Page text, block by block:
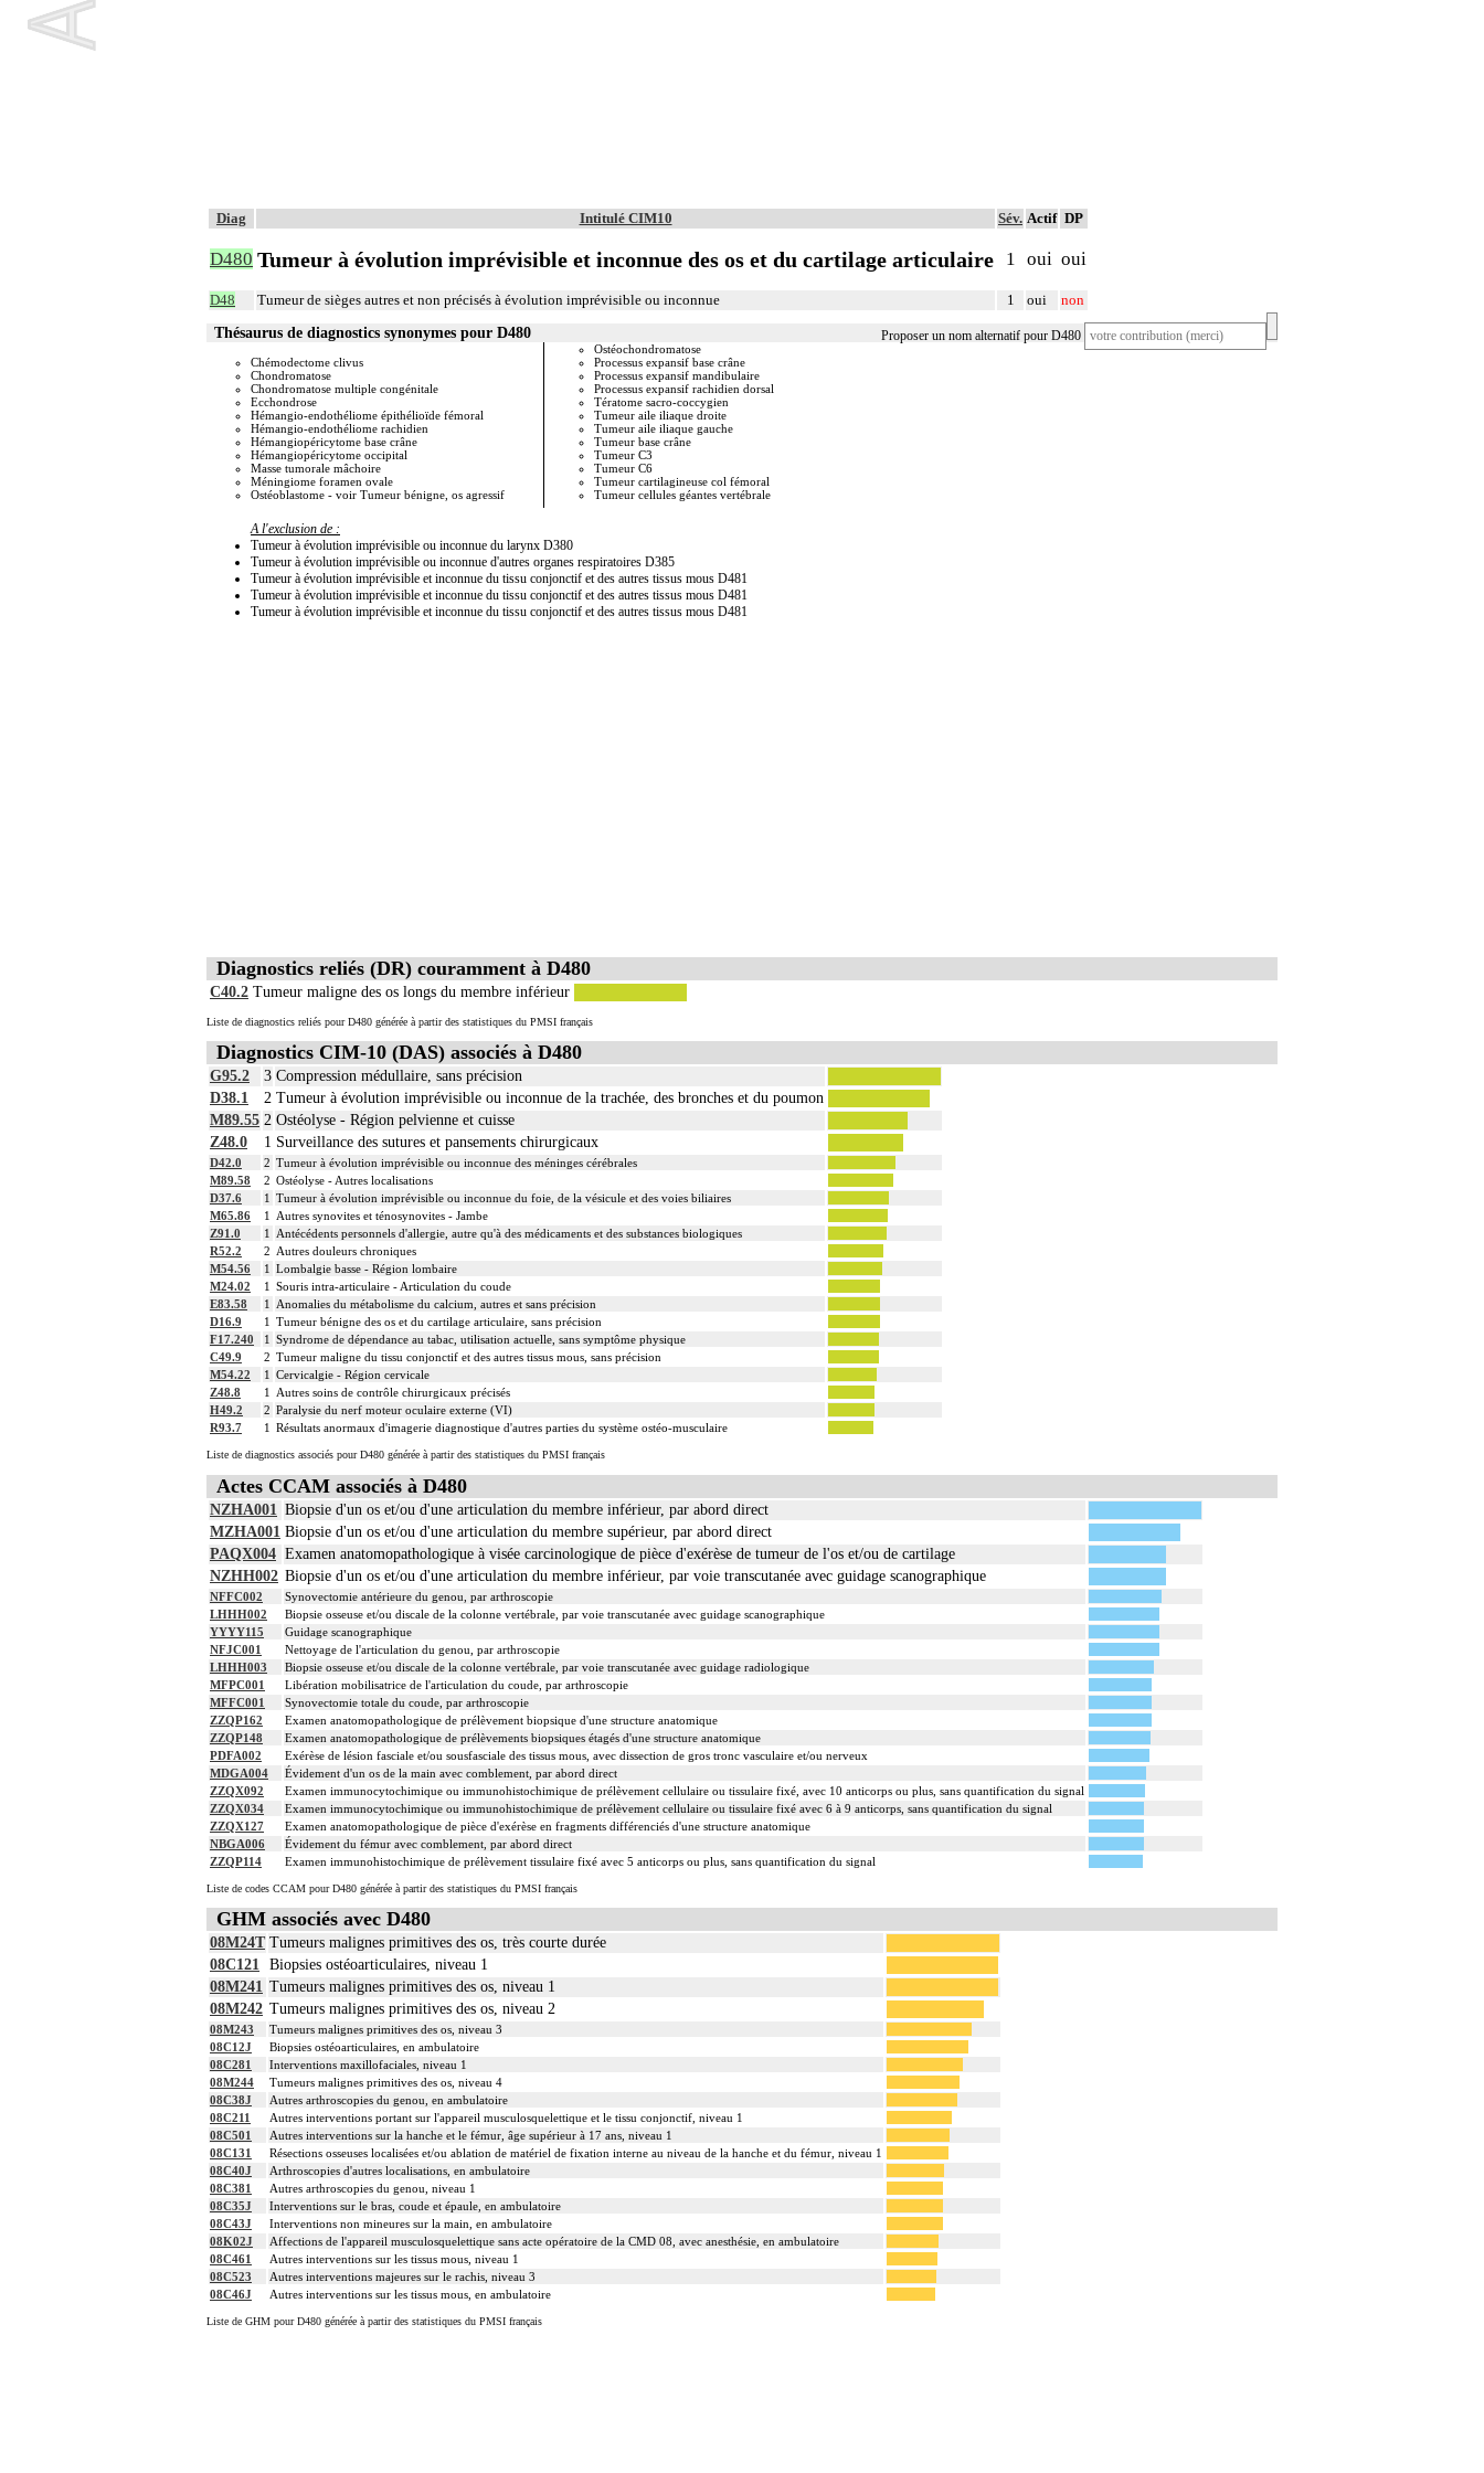
Diag Intitulé CIM10 Sév. Actif DP
D480 Tumeur à évolution imprévisible et inconnue des os et du cartilage articulaire 1 oui oui
D48 Tumeur de sièges autres et non précisés à évolution imprévisible ou inconnue 1 oui non
Proposer un nom alternatif pour D480
Thésaurus de diagnostics synonymes pour D480
Chémodectome clivus
Chondromatose
Chondromatose multiple congénitale
Ecchondrose
Hémangio-endothéliome épithélioïde fémoral
Hémangio-endothéliome rachidien
Hémangiopéricytome base crâne
Hémangiopéricytome occipital
Masse tumorale mâchoire
Méningiome foramen ovale
Ostéoblastome - voir Tumeur bénigne, os agressif
Ostéochondromatose
Processus expansif base crâne
Processus expansif mandibulaire
Processus expansif rachidien dorsal
Tératome sacro-coccygien
Tumeur aile iliaque droite
Tumeur aile iliaque gauche
Tumeur base crâne
Tumeur C3
Tumeur C6
Tumeur cartilagineuse col fémoral
Tumeur cellules géantes vertébrale
A l'exclusion de :
Tumeur à évolution imprévisible ou inconnue du larynx D380
Tumeur à évolution imprévisible ou inconnue d'autres organes respiratoires D385
Tumeur à évolution imprévisible et inconnue du tissu conjonctif et des autres tissus mous D481
Tumeur à évolution imprévisible et inconnue du tissu conjonctif et des autres tissus mous D481
Tumeur à évolution imprévisible et inconnue du tissu conjonctif et des autres tissus mous D481
Diagnostics reliés (DR) couramment à D480
C40.2 Tumeur maligne des os longs du membre inférieur
Liste de diagnostics reliés pour D480 générée à partir des statistiques du PMSI français
Diagnostics CIM-10 (DAS) associés à D480
G95.2 3 Compression médullaire, sans précision
D38.1
2 Tumeur à évolution imprévisible ou inconnue de la trachée, des bronches et du poumon
M89.55 2 Ostéolyse - Région pelvienne et cuisse
Z48.0
1 Surveillance des sutures et pansements chirurgicaux
D42.0 2 Tumeur à évolution imprévisible ou inconnue des méninges cérébrales
M89.58
2 Ostéolyse - Autres localisations
D37.6
1
Tumeur à évolution imprévisible ou inconnue du foie, de la vésicule et des voies biliaires
M65.86
1
Autres synovites et ténosynovites - Jambe
Z91.0
1
Antécédents personnels d'allergie, autre qu'à des médicaments et des substances biologiques
R52.2
2 Autres douleurs chroniques
M54.56
1
Lombalgie basse - Région lombaire
M24.02
1
Souris intra-articulaire - Articulation du coude
E83.58
1
Anomalies du métabolisme du calcium, autres et sans précision
D16.9
1
Tumeur bénigne des os et du cartilage articulaire, sans précision
F17.240
1
Syndrome de dépendance au tabac, utilisation actuelle, sans symptôme physique
C49.9
2 Tumeur maligne du tissu conjonctif et des autres tissus mous, sans précision
M54.22
1
Cervicalgie - Région cervicale
Z48.8
1
Autres soins de contrôle chirurgicaux précisés
H49.2
2 Paralysie du nerf moteur oculaire externe (VI)
R93.7
1 Résultats anormaux d'imagerie diagnostique d'autres parties du système ostéo-musculaire
Liste de diagnostics associés pour D480 générée à partir des statistiques du PMSI français
Actes CCAM associés à D480
NZHA001
Biopsie d'un os et/ou d'une articulation du membre inférieur, par abord direct
MZHA001 Biopsie d'un os et/ou d'une articulation du membre supérieur, par abord direct
PAQX004 Examen anatomopathologique à visée carcinologique de pièce d'exérèse de tumeur de l'os et/ou de cartilage
NZHH002 Biopsie d'un os et/ou d'une articulation du membre inférieur, par voie transcutanée avec guidage scanographique
NFFC002
Synovectomie antérieure du genou, par arthroscopie
LHHH002
Biopsie osseuse et/ou discale de la colonne vertébrale, par voie transcutanée avec guidage scanographique
YYYY115
Guidage scanographique
NFJC001
Nettoyage de l'articulation du genou, par arthroscopie
LHHH003
Biopsie osseuse et/ou discale de la colonne vertébrale, par voie transcutanée avec guidage radiologique
MFPC001
Libération mobilisatrice de l'articulation du coude, par arthroscopie
MFFC001
Synovectomie totale du coude, par arthroscopie
ZZQP162
Examen anatomopathologique de prélèvement biopsique d'une structure anatomique
ZZQP148
Examen anatomopathologique de prélèvements biopsiques étagés d'une structure anatomique
PDFA002
Exérèse de lésion fasciale et/ou sousfasciale des tissus mous, avec dissection de gros tronc vasculaire et/ou nerveux
MDGA004
Évidement d'un os de la main avec comblement, par abord direct
ZZQX092
Examen immunocytochimique ou immunohistochimique de prélèvement cellulaire ou tissulaire fixé, avec 10 anticorps ou plus, sans quantification du signal
ZZQX034
Examen immunocytochimique ou immunohistochimique de prélèvement cellulaire ou tissulaire fixé avec 6 à 9 anticorps, sans quantification du signal
ZZQX127
Examen anatomopathologique de pièce d'exérèse en fragments différenciés d'une structure anatomique
NBGA006
Évidement du fémur avec comblement, par abord direct
ZZQP114
Examen immunohistochimique de prélèvement tissulaire fixé avec 5 anticorps ou plus, sans quantification du signal
Liste de codes CCAM pour D480 générée à partir des statistiques du PMSI français
GHM associés avec D480
08M24T Tumeurs malignes primitives des os, très courte durée
08C121 Biopsies ostéoarticulaires, niveau 1
08M241 Tumeurs malignes primitives des os, niveau 1
08M242 Tumeurs malignes primitives des os, niveau 2
08M243
Tumeurs malignes primitives des os, niveau 3
08C12J
Biopsies ostéoarticulaires, en ambulatoire
08C281
Interventions maxillofaciales, niveau 1
08M244
Tumeurs malignes primitives des os, niveau 4
08C38J
Autres arthroscopies du genou, en ambulatoire
08C211
Autres interventions portant sur l'appareil musculosquelettique et le tissu conjonctif, niveau 1
08C501
Autres interventions sur la hanche et le fémur, âge supérieur à 17 ans, niveau 1
08C131
Résections osseuses localisées et/ou ablation de matériel de fixation interne au niveau de la hanche et du fémur, niveau 1
08C40J
Arthroscopies d'autres localisations, en ambulatoire
08C381
Autres arthroscopies du genou, niveau 1
08C35J
Interventions sur le bras, coude et épaule, en ambulatoire
08C43J
Interventions non mineures sur la main, en ambulatoire
08K02J
Affections de l'appareil musculosquelettique sans acte opératoire de la CMD 08, avec anesthésie, en ambulatoire
08C461
Autres interventions sur les tissus mous, niveau 1
08C523
Autres interventions majeures sur le rachis, niveau 3
08C46J
Autres interventions sur les tissus mous, en ambulatoire
Liste de GHM pour D480 générée à partir des statistiques du PMSI français